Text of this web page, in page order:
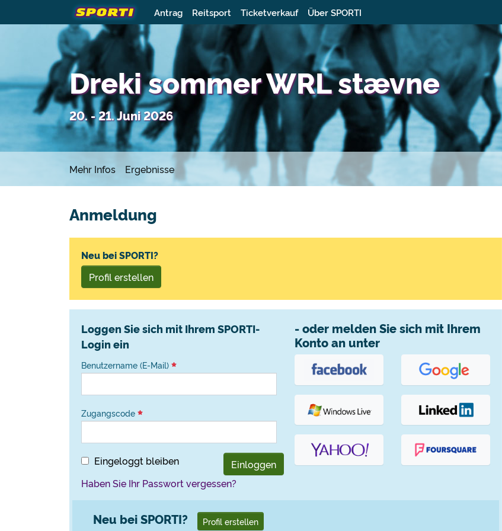
Antrag Reitsport Ticketverkauf Über SPORTI
Dreki sommer WRL stævne
20. - 21. Juni 2026
Mehr Infos Ergebnisse
Anmeldung
Neu bei SPORTI?
Profil erstellen
Loggen Sie sich mit Ihrem SPORTI-
Login ein
Benutzername (E-Mail)
Zugangscode
Eingeloggt bleiben
Einloggen
Haben Sie Ihr Passwort vergessen?
- oder melden Sie sich mit Ihrem
Konto an unter
Neu bei SPORTI? Profil erstellen